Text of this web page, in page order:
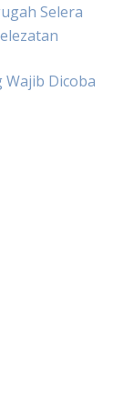
Selera
Dicoba